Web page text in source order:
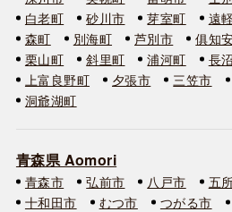
白老町
砂川市 芽室町 遠
森町
別海町 芦別市 俱知
栗山町
斜里町 浦河町 長
上富良野町
夕張市 三笠市
洞爺湖町
青森県 Aomori
青森市 弘前市 八戸市 五
十和田市
むつ市 つがる市